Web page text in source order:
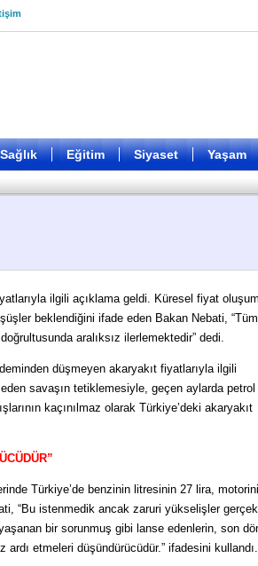
Sağlık Eğitim Siyaset Yaşam
ilgili açıklama geldi. Küresel fiyat
beklendiğini ifade eden Bakan Nebati, “Tüm
aralıksız ilerlemektedir” dedi.
düşmeyen akaryakıt fiyatlarıyla ilgili
savaşın tetiklemesiyle, geçen aylarda petrol
kaçınılmaz olarak Türkiye’deki akaryakıt
Türkiye’de benzinin litresinin 27 lira,
“Bu istenmedik ancak zaruri yükselişler
bir sorunmuş gibi lanse edenlerin, son
etmeleri düşündürücüdür.” ifadesini kullandı.